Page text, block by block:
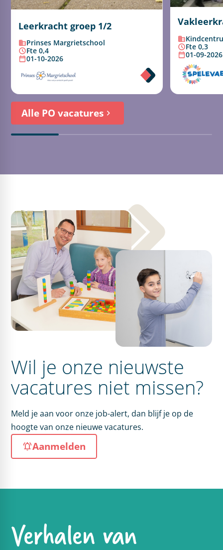
Leerkracht groep 1/2
Prinses Margrietschool
Fte 0,4
01-10-2026
Fte 0,3
01-09-2026
Alle PO vacatures
Wil je onze nieuwste
vacatures niet missen?
Meld je aan voor onze job-alert, dan blijf je op de
hoogte van onze nieuwe vacatures.
Aanmelden
Verhalen van